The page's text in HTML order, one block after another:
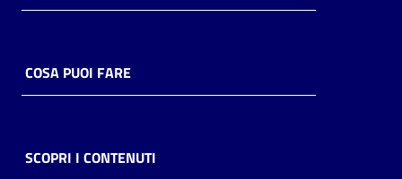
COSA PUOI FARE
SCOPRI I CONTENUTI